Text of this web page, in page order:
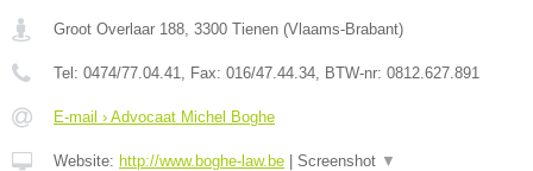
Groot Overlaar 188 3300 Tienen (Vlaams-Brabant)
Tel: 0474/77.04.41 , Fax: 016/47.44.34 , BTW-nr: ​0812.627.891
E-mail › Advocaat Michel Boghe
Website: http://www.boghe-law.be | Screenshot ▼